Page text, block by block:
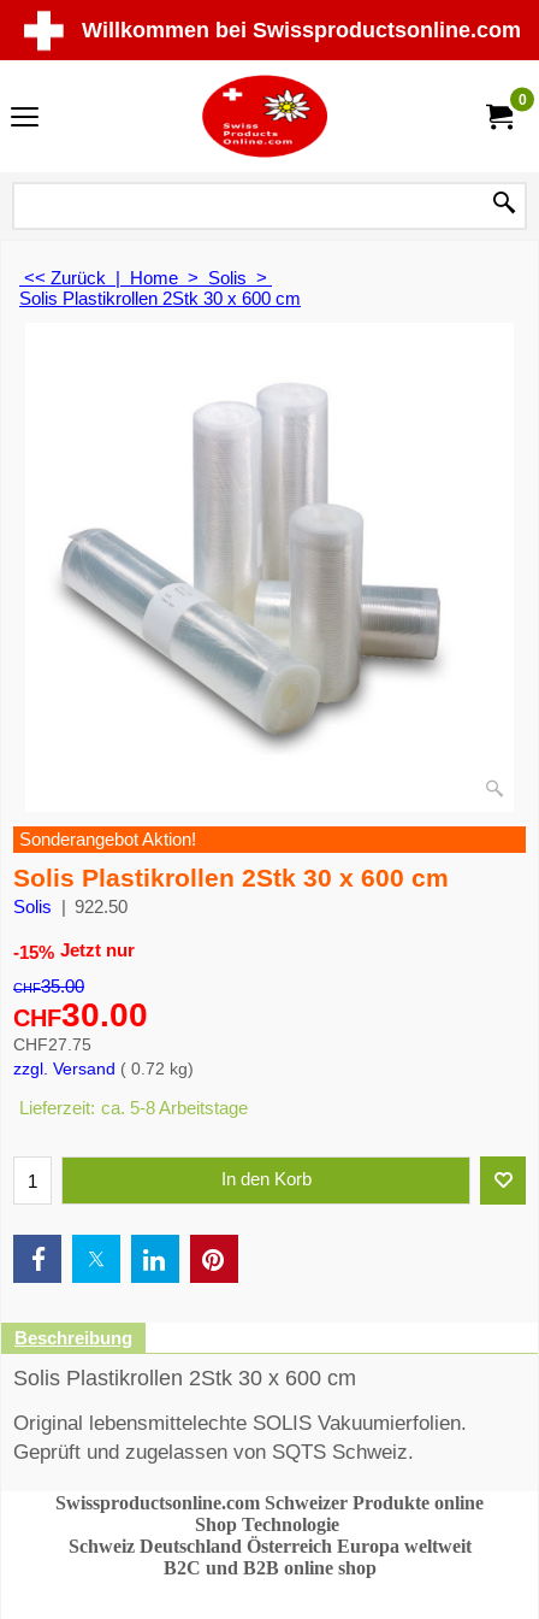
Willkommen bei Swissproductsonline.com
0
<< Zurück | Home > Solis >
Solis Plastikrollen 2Stk 30 x 600 cm
Sonderangebot Aktion!
Solis Plastikrollen 2Stk 30 x 600 cm
Solis 922.50
-15% Jetzt nur
CHF35.00
CHF30.00
CHF27.75
zzgl. Versand
0.72 kg
Lieferzeit: ca. 5-8 Arbeitstage
In den Korb
Beschreibung
Solis Plastikrollen 2Stk 30 x 600 cm
Original lebensmittelechte SOLIS Vakuumierfolien.
Geprüft und zugelassen von SQTS Schweiz.
Swissproductsonline.com Schweizer Produkte online
Shop Technologie
Schweiz Deutschland Österreich Europa weltweit
B2C und B2B online shop